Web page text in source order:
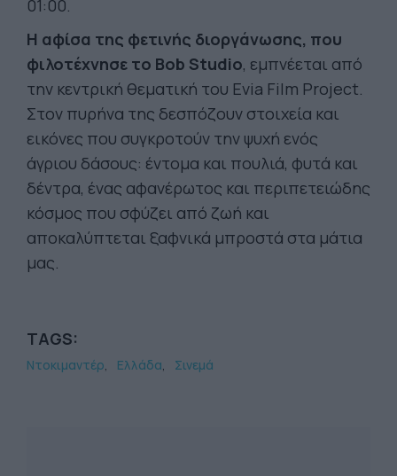
01:00.
Η αφίσα της φετινής διοργάνωσης, που
φιλοτέχνησε το Bob Studio, εμπνέεται από
την κεντρική θεματική του Evia Film Project.
Στον πυρήνα της δεσπόζουν στοιχεία και
εικόνες που συγκροτούν την ψυχή ενός
άγριου δάσους: έντομα και πουλιά, φυτά και
δέντρα, ένας αφανέρωτος και περιπετειώδης
κόσμος που σφύζει από ζωή και
αποκαλύπτεται ξαφνικά μπροστά στα μάτια
μας.
TAGS:
Ντοκιμαντέρ Ελλάδα Σινεμά